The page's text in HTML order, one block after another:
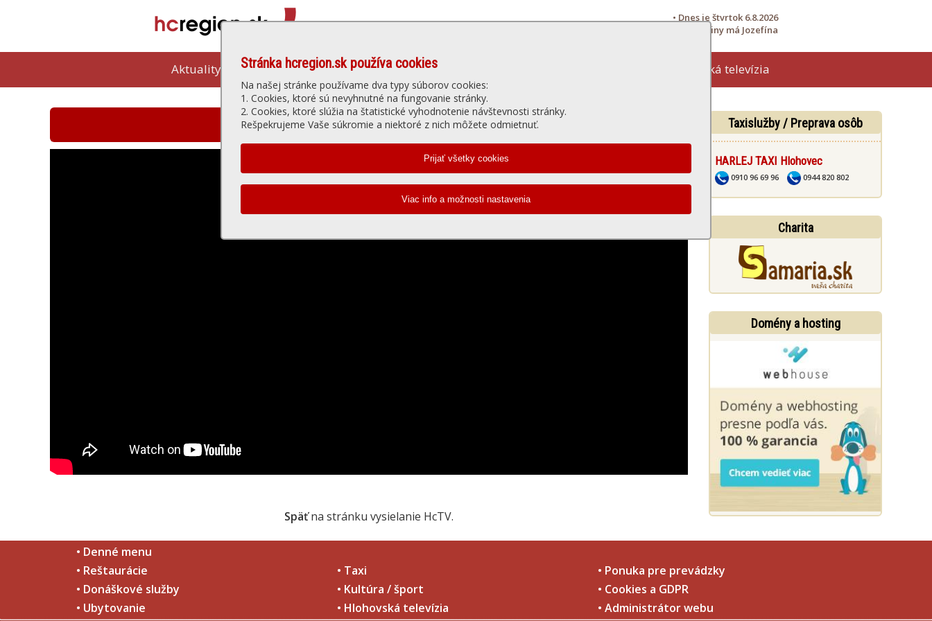
• Dnes je štvrtok 6.8.2026
• Meniny má Jozefína
Aktuality Kam vybehnúť Denné menu Hlohovská televízia
Stránka hcregion.sk používa cookies
Na našej stránke používame dva typy súborov cookies:
1. Cookies, ktoré sú nevyhnutné na fungovanie stránky.
2. Cookies, ktoré slúžia na štatistické vyhodnotenie návštevnosti stránky.
Rešpekrujeme Vaše súkromie a niektoré z nich môžete odmietnuť.
Hlohovská televízia - prehrávanie videa
Späťna stránku vysielanie HcTV.
Taxislužby / Preprava osôb
HARLEJ TAXI Hlohovec
0910 96 69 96 0944 820 802
Charita
Domény a hosting
• Denné menu
• Reštaurácie
• Donáškové služby
• Ubytovanie
• Taxi
• Kultúra / šport
• Hlohovská televízia
• Ponuka pre prevádzky
• Cookies a GDPR
• Administrátor webu